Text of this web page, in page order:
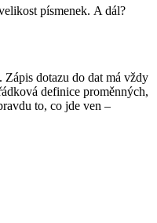
písmenek. A dál?
dotazu do dat má vždy
definice proměnných,
to, co jde ven –